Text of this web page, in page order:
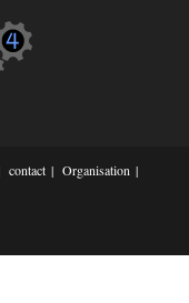
contact
Organisation